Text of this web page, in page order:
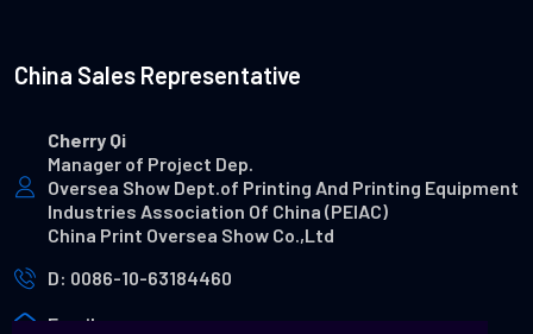
China Sales Representative
Cherry Qi
Manager of Project Dep.
Oversea Show Dept.of Printing And Printing Equipment
Industries Association Of China (PEIAC)
China Print Oversea Show Co.,Ltd
D: 0086-10-63184460
Email